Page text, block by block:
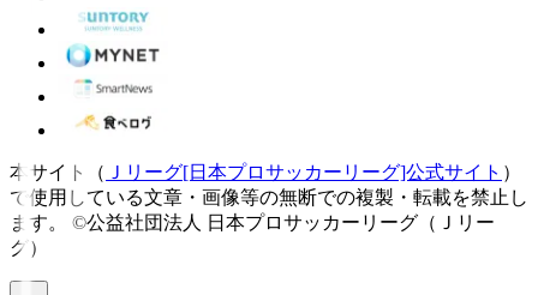
本サイト（ Ｊリーグ[日本プロサッカーリーグ]公式サイト ）
で使用している文章・画像等の無断での複製・転載を禁止し
ます。
©公益社団法人 日本プロサッカーリーグ（Ｊリー
グ）